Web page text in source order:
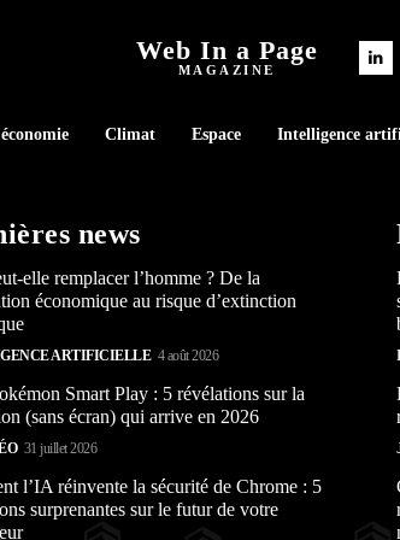
Web In a Page
MAGAZINE
Climat Espace Intelligence
news
elle remplacer l’homme ? De la
économique au risque d’extinction
ARTIFICIELLE 4 août 2026
Smart Play : 5 révélations sur la
(sans écran) qui arrive en 2026
31 juillet 2026
l’IA réinvente la sécurité de Chrome : 5
surprenantes sur le futur de votre